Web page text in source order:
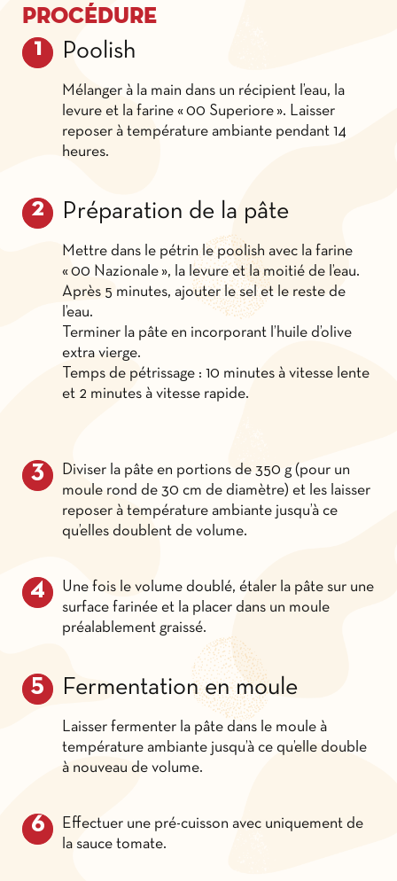
Procédure
Poolish
Mélanger à la main dans un récipient l’eau, la
levure et la farine « 00 Superiore ». Laisser
reposer à température ambiante pendant 14
heures.
Préparation de la pâte
Mettre dans le pétrin le poolish avec la farine
« 00 Nazionale », la levure et la moitié de l’eau.
Après 5 minutes, ajouter le sel et le reste de
l’eau.
Terminer la pâte en incorporant l’huile d’olive
extra vierge.
Temps de pétrissage : 10 minutes à vitesse lente
et 2 minutes à vitesse rapide.
Diviser la pâte en portions de 350 g (pour un
moule rond de 30 cm de diamètre) et les laisser
reposer à température ambiante jusqu’à ce
qu’elles doublent de volume.
Une fois le volume doublé, étaler la pâte sur une
surface farinée et la placer dans un moule
préalablement graissé.
Fermentation en moule
Laisser fermenter la pâte dans le moule à
température ambiante jusqu’à ce qu’elle double
à nouveau de volume.
Effectuer une pré-cuisson avec uniquement de
la sauce tomate.